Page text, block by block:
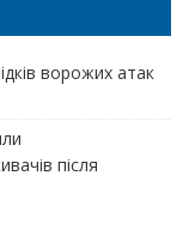
ворожих атак
після